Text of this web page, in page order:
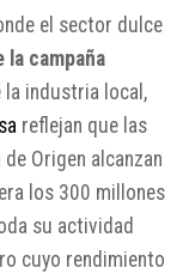
el sector dulce
la campaña
la industria local,
reflejan que las
Origen alcanzan
los 300 millones
su actividad
cuyo rendimiento